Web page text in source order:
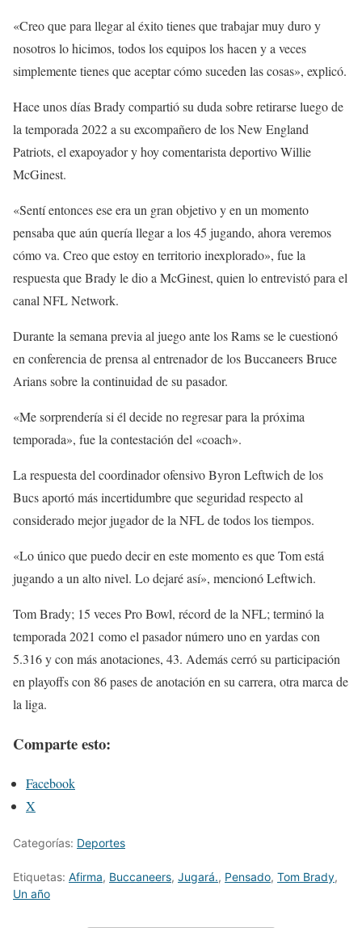
«Creo que para llegar al éxito tienes que trabajar muy duro y
nosotros lo hicimos, todos los equipos los hacen y a veces
simplemente tienes que aceptar cómo suceden las cosas», explicó.
Hace unos días Brady compartió su duda sobre retirarse luego de
la temporada 2022 a su excompañero de los New England
Patriots, el exapoyador y hoy comentarista deportivo Willie
McGinest.
«Sentí entonces ese era un gran objetivo y en un momento
pensaba que aún quería llegar a los 45 jugando, ahora veremos
cómo va. Creo que estoy en territorio inexplorado», fue la
respuesta que Brady le dio a McGinest, quien lo entrevistó para el
canal NFL Network.
Durante la semana previa al juego ante los Rams se le cuestionó
en conferencia de prensa al entrenador de los Buccaneers Bruce
Arians sobre la continuidad de su pasador.
«Me sorprendería si él decide no regresar para la próxima
temporada», fue la contestación del «coach».
La respuesta del coordinador ofensivo Byron Leftwich de los
Bucs aportó más incertidumbre que seguridad respecto al
considerado mejor jugador de la NFL de todos los tiempos.
«Lo único que puedo decir en este momento es que Tom está
jugando a un alto nivel. Lo dejaré así», mencionó Leftwich.
Tom Brady; 15 veces Pro Bowl, récord de la NFL; terminó la
temporada 2021 como el pasador número uno en yardas con
5.316 y con más anotaciones, 43. Además cerró su participación
en playoffs con 86 pases de anotación en su carrera, otra marca de
la liga.
Comparte esto:
Facebook
X
Categorías: Deportes
Etiquetas: Afirma, Buccaneers, Jugará., Pensado, Tom Brady,
Un año